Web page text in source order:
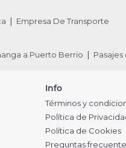
Empresa De Transporte
a Puerto Berrio
Info
Términos y
Política de
Política de Cookies
Preguntas